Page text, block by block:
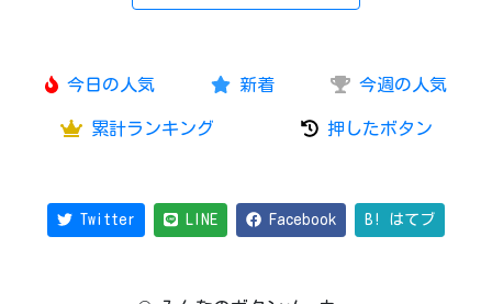
今日の人気 新着 今週の人気
累計ランキング 押したボタン
Twitter LINE Facebook B! はてブ